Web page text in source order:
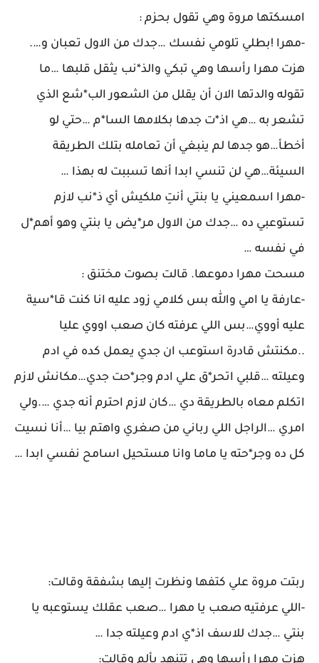
امسكتها مروة وهي تقول بحزم :
-مهرا !بطلي تلومي نفسك …جدك من الاول تعبان و….
هزت مهرا رأسها وهي تبكي والذ*نب يثقل قلبها …ما
تقوله والدتها الان أن يقلل من الشعور الب*شع الذي
تشعر به …هي اذ*ت جدها بكلامها السا*م …حتي لو
أخطأ…هو جدها لم ينبغي أن تعامله بتلك الطريقة
السيئة…هي لن تنسي ابدا أنها تسببت له بهذا …
-مهرا اسمعيني يا بنتي أنتِ ملكيش أي ذ*نب لازم
تستوعبي ده …جدك من الاول مر*يض يا بنتي وهو أهم*ل
في نفسه …
مسحت مهرا دموعها. قالت بصوت مختنق :
-عارفة يا امي والله بس كلامي زود عليه انا كنت قا*سية
عليه أووي…بس اللي عرفته كان صعب اووي عليا
..مكنتش قادرة استوعب ان جدي يعمل كده في ادم
وعيلته …قلبي اتحر*ق علي ادم وجر*حت جدي…مكانش لازم
اتكلم معاه بالطريقة دي …كان لازم احترم أنه جدي ….ولي
امري …الراجل اللي رباني من صغري واهتم بيا …أنا نسيت
كل ده وجر*حته يا ماما وانا مستحيل اسامح نفسي ابدا …
ربتت مروة علي كتفها ونظرت إليها بشفقة وقالت:
-اللي عرفتيه صعب يا مهرا …صعب عقلك يستوعبه يا
بنتي …جدك للاسف اذ*ي ادم وعيلته جدا …
هزت مهرا رأسها وهي تتنهد بألم وقالت: